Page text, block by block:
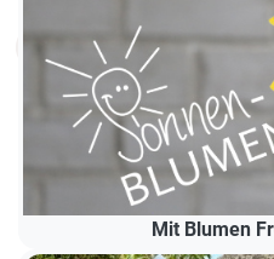
Mit Blumen